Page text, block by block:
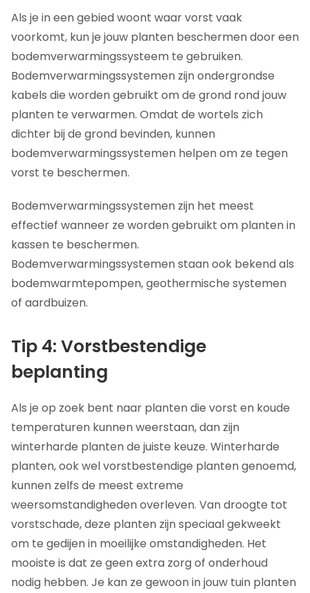
Als je in een gebied woont waar vorst vaak
voorkomt, kun je jouw planten beschermen door een
bodemverwarmingssysteem te gebruiken.
Bodemverwarmingssystemen zijn ondergrondse
kabels die worden gebruikt om de grond rond jouw
planten te verwarmen. Omdat de wortels zich
dichter bij de grond bevinden, kunnen
bodemverwarmingssystemen helpen om ze tegen
vorst te beschermen.
Bodemverwarmingssystemen zijn het meest
effectief wanneer ze worden gebruikt om planten in
kassen te beschermen.
Bodemverwarmingssystemen staan ook bekend als
bodemwarmtepompen, geothermische systemen
of aardbuizen.
Tip 4: Vorstbestendige
beplanting
Als je op zoek bent naar planten die vorst en koude
temperaturen kunnen weerstaan, dan zijn
winterharde planten de juiste keuze. Winterharde
planten, ook wel vorstbestendige planten genoemd,
kunnen zelfs de meest extreme
weersomstandigheden overleven. Van droogte tot
vorstschade, deze planten zijn speciaal gekweekt
om te gedijen in moeilijke omstandigheden. Het
mooiste is dat ze geen extra zorg of onderhoud
nodig hebben. Je kan ze gewoon in jouw tuin planten